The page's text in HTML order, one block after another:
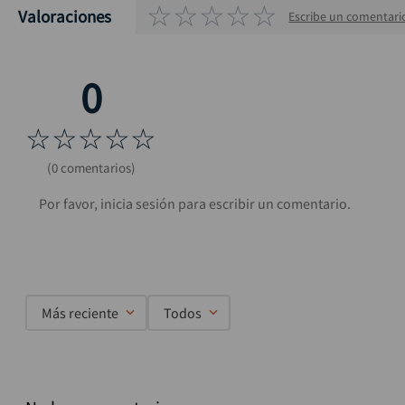
Valoraciones ☆☆☆☆☆ Escribe un
☆☆☆☆☆
(0 comentarios)
Más reciente Todos